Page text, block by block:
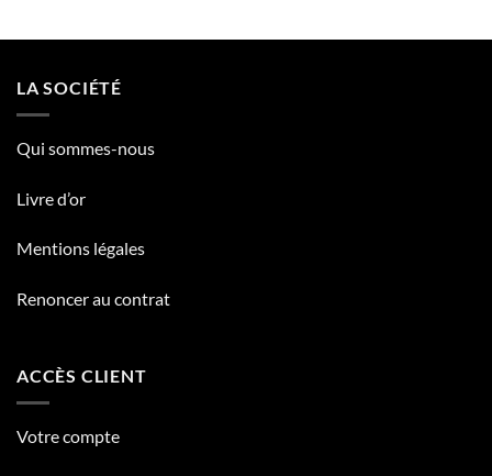
LA SOCIÉTÉ
Qui sommes-nous
Livre d’or
Mentions légales
Renoncer au contrat
ACCÈS CLIENT
Votre compte